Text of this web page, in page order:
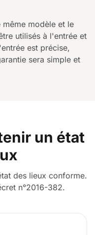
modèle et le
utilisés à l'entrée et
est précise,
sera simple et
un état
des lieux conforme.
n°2016-382.